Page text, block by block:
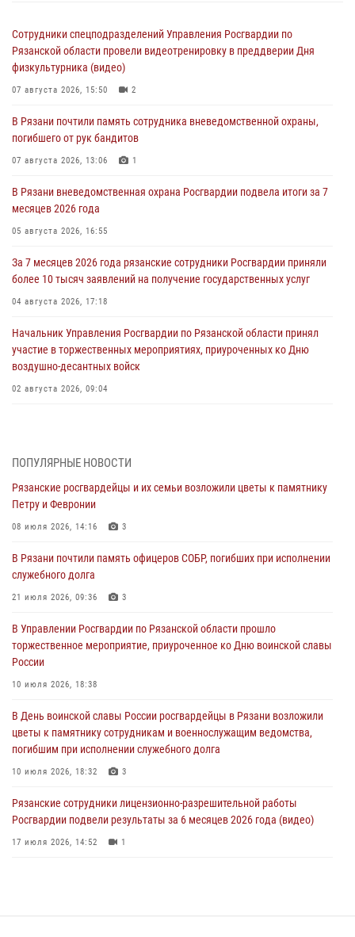
Сотрудники спецподразделений Управления Росгвардии по
Рязанской области провели видеотренировку в преддверии Дня
физкультурника (видео)
07 августа 2026, 15:50 2
В Рязани почтили память сотрудника вневедомственной охраны,
погибшего от рук бандитов
07 августа 2026, 13:06 1
В Рязани вневедомственная охрана Росгвардии подвела итоги за 7
месяцев 2026 года
05 августа 2026, 16:55
За 7 месяцев 2026 года рязанские сотрудники Росгвардии приняли
более 10 тысяч заявлений на получение государственных услуг
04 августа 2026, 17:18
Начальник Управления Росгвардии по Рязанской области принял
участие в торжественных мероприятиях, приуроченных ко Дню
воздушно-десантных войск
02 августа 2026, 09:04
Для детей рязанских росгвардейцев в историческом музее провели
экскурсию по экспозиции, посвящённой губернской эпохе
В Управлении Росгвардии по Рязанской области состоялось
награждение военнослужащих государственными наградами
Рязанским росгвардейцам провели лекции о Крещении Руси
гражданства Российской Федерации за нарушение
законодательства
27 июля 2026, 15:26
ПОПУЛЯРНЫЕ НОВОСТИ
Рязанские росгвардейцы и их семьи возложили цветы к памятнику
Петру и Февронии
08 июля 2026, 14:16 3
В Рязани почтили память офицеров СОБР, погибших при исполнении
служебного долга
21 июля 2026, 09:36 3
В Управлении Росгвардии по Рязанской области прошло
торжественное мероприятие, приуроченное ко Дню воинской славы
России
10 июля 2026, 18:38
В День воинской славы России росгвардейцы в Рязани возложили
цветы к памятнику сотрудникам и военнослужащим ведомства,
погибшим при исполнении служебного долга
10 июля 2026, 18:32 3
Рязанские сотрудники лицензионно-разрешительной работы
Росгвардии подвели результаты за 6 месяцев 2026 года (видео)
17 июля 2026, 14:52 1